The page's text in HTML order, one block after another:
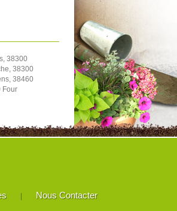
38300
38300
38460
Four
Nous Contacter